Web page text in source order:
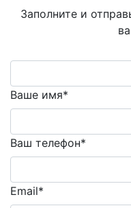
Заполните и
Ваше имя*
Ваш телефон*
Email*